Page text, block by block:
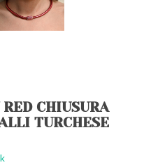
CHIUSURA
TURCHESE